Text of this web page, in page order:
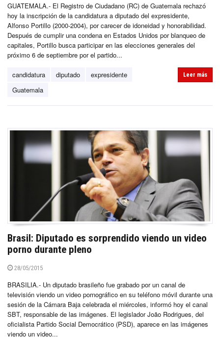
GUATEMALA.- El Registro de Ciudadano (RC) de Guatemala rechazó
hoy la inscripción de la candidatura a diputado del expresidente,
Alfonso Portillo (2000-2004), por carecer de idoneidad y honorabilidad.
Después de cumplir una condena en Estados Unidos por blanqueo de
capitales, Portillo busca participar en las elecciones generales del
próximo 6 de septiembre por el partido...
candidatura diputado
expresidente
Guatemala
Leer más
Brasil: Diputado es sorprendido viendo un video
porno durante pleno
28/05/2015
BRASILIA.- Un diputado brasileño fue grabado por un canal de
televisión viendo un video pornográfico en su teléfono móvil durante una
sesión de la Cámara Baja celebrada el miércoles, informó hoy el canal
SBT, responsable de las imágenes. El legislador João Rodrigues, del
oficialista Partido Social Democrático (PSD), aparece en las imágenes
viendo un video...